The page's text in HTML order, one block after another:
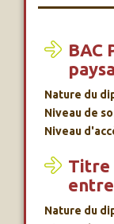
BAC
Nature du
Niveau de
Niveau
Titre
Nature du